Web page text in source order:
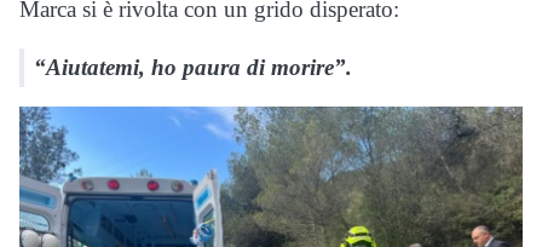
Marca si è rivolta con un grido disperato:
“Aiutatemi, ho paura di morire”.